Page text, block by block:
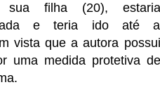
sua filha (20), estaria
e teria ido até a
vista que a autora possui
uma medida protetiva de